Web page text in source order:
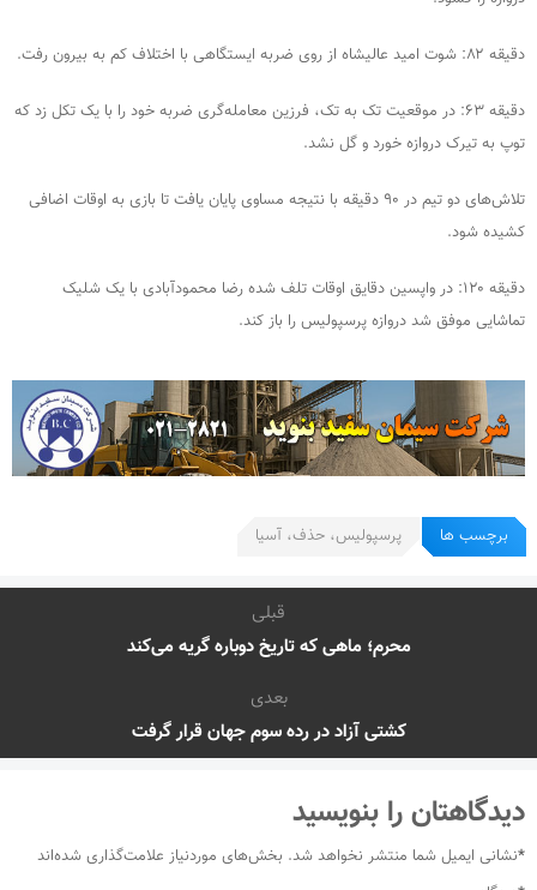
دقیقه ۸۲: شوت امید عالیشاه از روی ضربه ایستگاهی با اختلاف کم به بیرون رفت.
دقیقه ۶۳: در موقعیت تک به تک، فرزین معامله‌گری ضربه خود را با یک تکل زد که
توپ به تیرک دروازه خورد و گل نشد.
تلاش‌های دو تیم در ۹۰ دقیقه با نتیجه مساوی پایان یافت تا بازی به اوقات اضافی
کشیده شود.
دقیقه ۱۲۰: در واپسین دقایق اوقات تلف شده رضا محمودآبادی با یک شلیک
تماشایی موفق شد دروازه پرسپولیس را باز کند.
برچسب ها پرسپولیس، حذف، آسیا
قبلی
محرم؛ ماهی که تاریخ دوباره گریه می‌کند
بعدی
کشتی آزاد در رده سوم جهان قرار گرفت
دیدگاهتان را بنویسید
نشانی ایمیل شما منتشر نخواهد شد. بخش‌های موردنیاز علامت‌گذاری شده‌اند
*